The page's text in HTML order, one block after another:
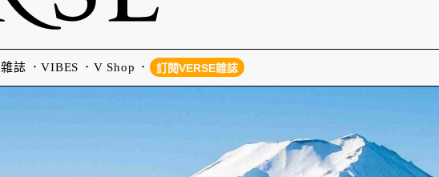
雜誌 VIBES V Shop 訂閱VERSE雜誌